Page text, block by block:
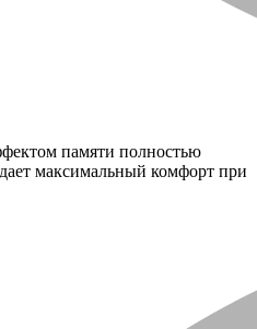
памяти полностью
максимальный комфорт при